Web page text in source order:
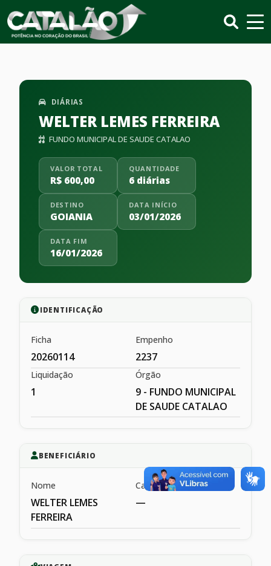
DIÁRIAS
WELTER LEMES FERREIRA
FUNDO MUNICIPAL DE SAUDE CATALAO
VALOR TOTAL
R$ 600,00
QUANTIDADE
6 diárias
DESTINO
GOIANIA
DATA INÍCIO
03/01/2026
DATA FIM
16/01/2026
IDENTIFICAÇÃO
Ficha
20260114
Empenho
2237
Liquidação
1
Órgão
9 - FUNDO MUNICIPAL
DE SAUDE CATALAO
BENEFICIÁRIO
Nome
WELTER LEMES
FERREIRA
Cargo
—